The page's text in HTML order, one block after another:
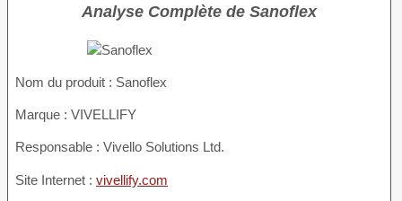
Analyse Complète de Sanoflex
Nom du produit : Sanoflex
Marque : VIVELLIFY
Responsable : Vivello Solutions Ltd.
Site Internet : vivellify.com